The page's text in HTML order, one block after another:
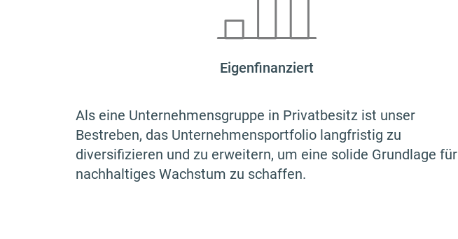
Eigenfinanziert
Als eine Unternehmensgruppe in Privatbesitz ist unser
Bestreben, das Unternehmens­portfolio langfristig zu
diversifizieren und zu erweitern, um eine solide Grundlage für
nachhaltiges Wachstum zu schaffen.